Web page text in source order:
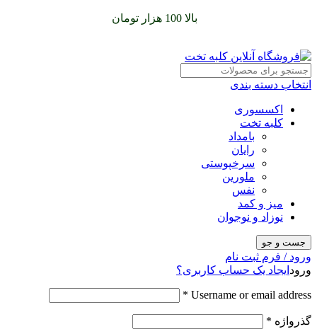
بالا 100 هزار تومان
انتخاب دسته بندی
اکسسوری
کلبه تخت
بامداد
رایان
سرخپوستی
ملورین
نفس
میز و کمد
نوزاد و نوجوان
جست و جو
ورود / فرم ثبت نام
ورود ایجاد یک حساب کاربری؟
Username or email address
*
گذرواژه *